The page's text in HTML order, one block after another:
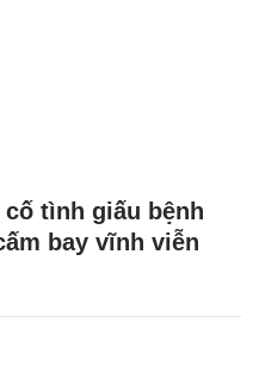
tình giấu bệnh
bay vĩnh viễn